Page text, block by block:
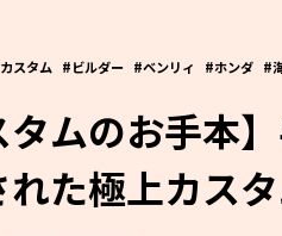
カスタム ビルダー ベンリィ ホンダ
タムのお手本
た極上カス